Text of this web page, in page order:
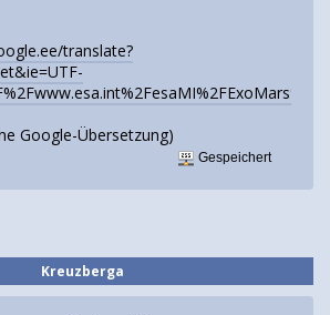
translate?
Google-Übersetzung)
Gespeichert
Kreuzberga